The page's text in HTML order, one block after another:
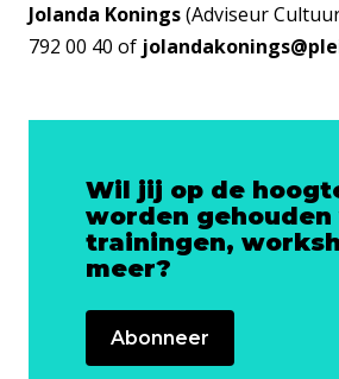
Jolanda Konings(Adviseur
792 00 40 of
Wil jij op de
worden gehouden
trainingen,
meer?
Abonneer